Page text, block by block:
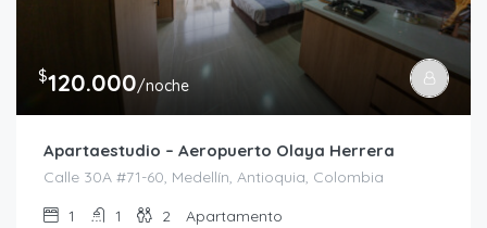
$120.000/noche
Apartaestudio – Aeropuerto Olaya Herrera
Calle 30A #71-60, Medellín, Antioquia, Colombia
1
1 2 Apartamento